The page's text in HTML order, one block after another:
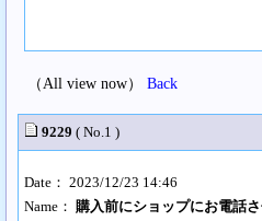
（All view now） Back
9229 ( No.1 )
Date： 2023/12/23 14:46
Name： 購入前にショップにお電話